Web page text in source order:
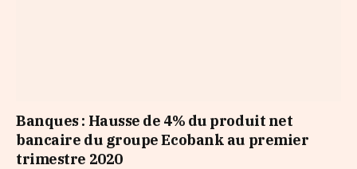
Banques : Hausse de 4% du produit net
bancaire du groupe Ecobank au premier
trimestre 2020